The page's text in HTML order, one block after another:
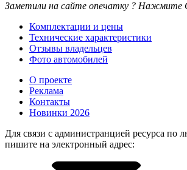
Заметили на сайте опечатку ? Нажмите
Комплектации и цены
Технические характеристики
Отзывы владельцев
Фото автомобилей
О проекте
Реклама
Контакты
Новинки 2026
Для связи с администранцией ресурса по
пишите на электронный адрес: